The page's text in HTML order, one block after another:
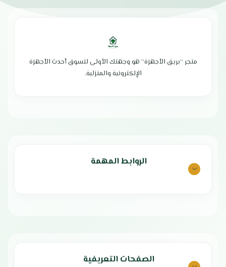
متجر “بريق الأجهزة” هو وجهتك الأولى لتسوق أحدث الأجهزة
الإلكترونية والمنزلية.
الروابط المهمة
الصفحات التعريفية